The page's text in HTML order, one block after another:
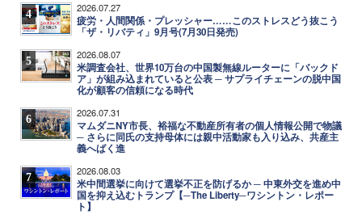
4 2026.07.27
疲労・人間関係・プレッシャー……このストレスどう抜こう
「ザ・リバティ」9月号(7月30日発売)
5 2026.08.07
米調査会社、世界10万台の中国製無線ルーターに「バックド
ア」が組み込まれていると公表 ─ サプライチェーンの脱中国
化が顧客の信頼になる時代
6 2026.07.31
マムダニNY市長、裕福な不動産所有者の個人情報公開で物議
─ さらに同氏の支持母体には親中活動家も入り込み、共産主
義へばく進
7 2026.08.03
米中間選挙に向けて選挙不正を防げるか ─ 中東外交を進め中
国を抑え込むトランプ【─The Liberty─ワシントン・レポー
ト】